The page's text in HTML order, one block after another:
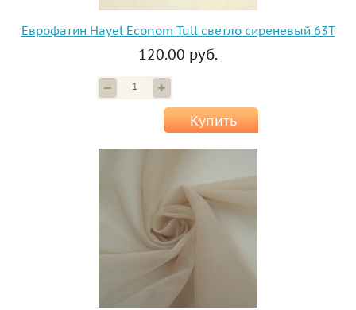
Еврофатин Hayel Econom Tull светло сиреневый 63T
120.00 руб.
Купить